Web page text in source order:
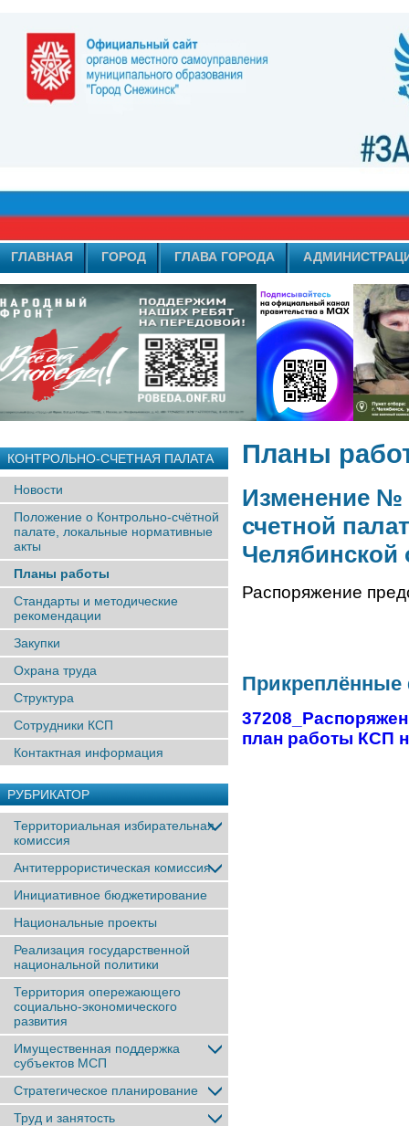
ГЛАВНАЯ ГОРОД ГЛАВА ГОРОДА
КОНТРОЛЬНО-СЧЕТНАЯ ПАЛАТА
Новости
Положение о Контрольно-счётной
палате, локальные нормативные
акты
Планы работы
Стандарты и методические
рекомендации
Закупки
Охрана труда
Структура
Сотрудники КСП
Контактная информация
РУБРИКАТОР
Территориальная избирательная
комиссия
Антитеррористическая комиссия
Инициативное бюджетирование
Национальные проекты
Реализация государственной
национальной политики
Территория опережающего
социально-экономического
развития
Имущественная поддержка
субъектов МСП
Стратегическое планирование
Труд и занятость
Планы
Изменение №
счетной
Челябинской
Распоряжение
план работы КСП